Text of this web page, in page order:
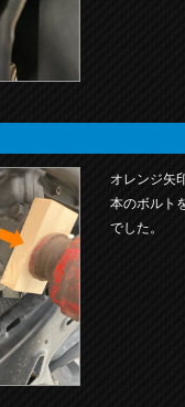
オレンジ矢
本のボルト
でした。